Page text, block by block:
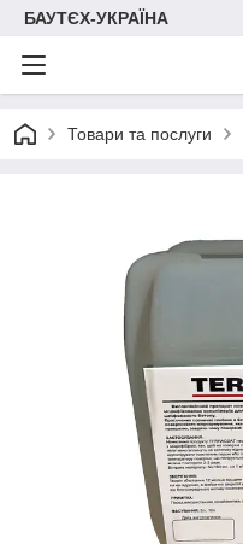
БАУТЄХ-УКРАЇНА
Товари та послуги